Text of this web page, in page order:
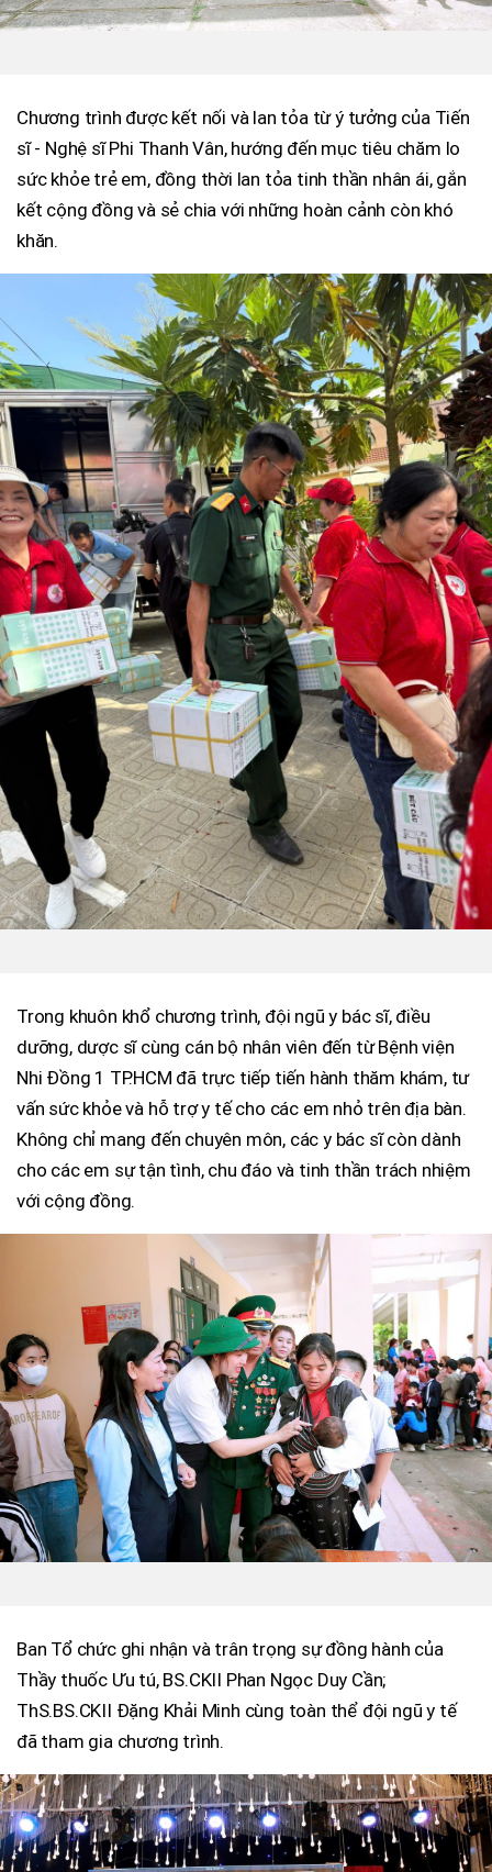
Chương trình được kết nối và lan tỏa từ ý tưởng của Tiến
sĩ - Nghệ sĩ Phi Thanh Vân, hướng đến mục tiêu chăm lo
sức khỏe trẻ em, đồng thời lan tỏa tinh thần nhân ái, gắn
kết cộng đồng và sẻ chia với những hoàn cảnh còn khó
khăn.
Trong khuôn khổ chương trình, đội ngũ y bác sĩ, điều
dưỡng, dược sĩ cùng cán bộ nhân viên đến từ Bệnh viện
Nhi Đồng 1 TP.HCM đã trực tiếp tiến hành thăm khám, tư
vấn sức khỏe và hỗ trợ y tế cho các em nhỏ trên địa bàn.
Không chỉ mang đến chuyên môn, các y bác sĩ còn dành
cho các em sự tận tình, chu đáo và tinh thần trách nhiệm
với cộng đồng.
Ban Tổ chức ghi nhận và trân trọng sự đồng hành của
Thầy thuốc Ưu tú, BS.CKII Phan Ngọc Duy Cần;
ThS.BS.CKII Đặng Khải Minh cùng toàn thể đội ngũ y tế
đã tham gia chương trình.